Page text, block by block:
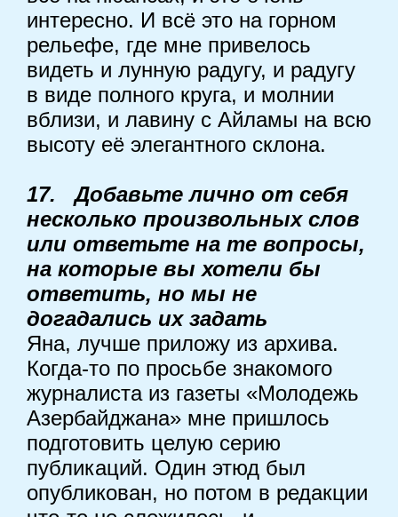
интересно. И всё это на горном
рельефе, где мне привелось
видеть и лунную радугу, и радугу
в виде полного круга, и молнии
вблизи, и лавину с Айламы на всю
высоту её элегантного склона.
17. Добавьте лично от себя
несколько произвольных слов
или ответьте на те вопросы,
на которые вы хотели бы
ответить, но мы не
догадались их задать
Яна, лучше приложу из архива.
Когда-то по просьбе знакомого
журналиста из газеты «Молодежь
Азербайджана» мне пришлось
подготовить целую серию
публикаций. Один этюд был
опубликован, но потом в редакции